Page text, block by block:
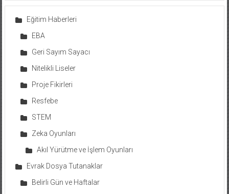
Eğitim Haberleri
EBA
Geri Sayım Sayacı
Nitelikli Liseler
Proje Fikirleri
Resfebe
STEM
Zeka Oyunları
Akıl Yürütme ve İşlem Oyunları
Evrak Dosya Tutanaklar
Belirli Gün ve Haftalar